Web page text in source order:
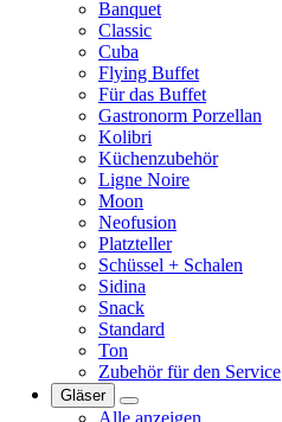
Banquet
Classic
Cuba
Flying Buffet
Für das Buffet
Gastronorm Porzellan
Kolibri
Küchenzubehör
Ligne Noire
Moon
Neofusion
Platzteller
Schüssel + Schalen
Sidina
Snack
Standard
Ton
Zubehör für den Service
Gläser
Alle anzeigen